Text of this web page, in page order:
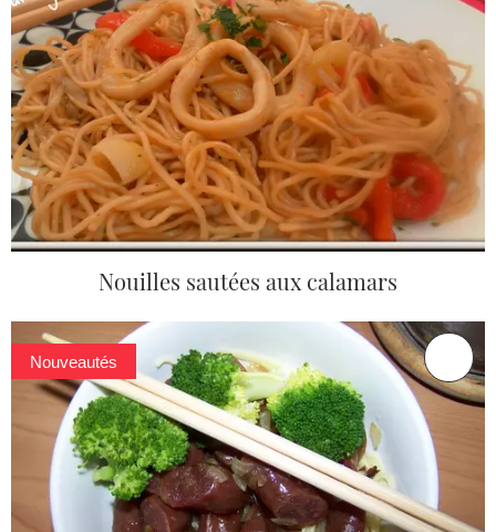
Nouilles sautées aux calamars
Nouveautés